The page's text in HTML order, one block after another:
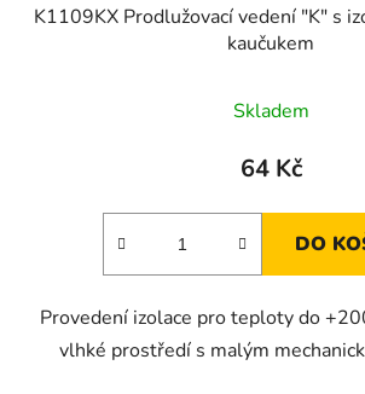
K1109KX Prodlužovací vedení "K" s
kaučukem
Skladem
64 Kč
DO
Provedení izolace pro teploty do
vlhké prostředí s malým